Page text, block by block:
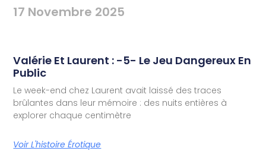
17 Novembre 2025
Valérie Et Laurent : -5- Le Jeu Dangereux En
Public
Le week-end chez Laurent avait laissé des traces
brûlantes dans leur mémoire : des nuits entières à
explorer chaque centimètre
Voir L'histoire Érotique